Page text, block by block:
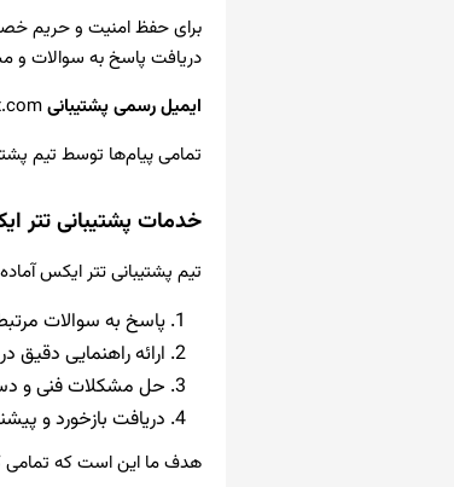
برای حفظ امنیت و حریم
دریافت پاسخ به سوالات و
ایمیل رسمی پشتیبانیsupport@ teter-ex.com
تمامی پیام‌ها توسط تیم
خدمات پشتیبانی تتر
تیم پشتیبانی تتر ایکس
پاسخ به سوالات
ارائه راهنمایی دقیق
حل مشکلات فنی و
دریافت بازخورد و
هدف ما این است که تمامی